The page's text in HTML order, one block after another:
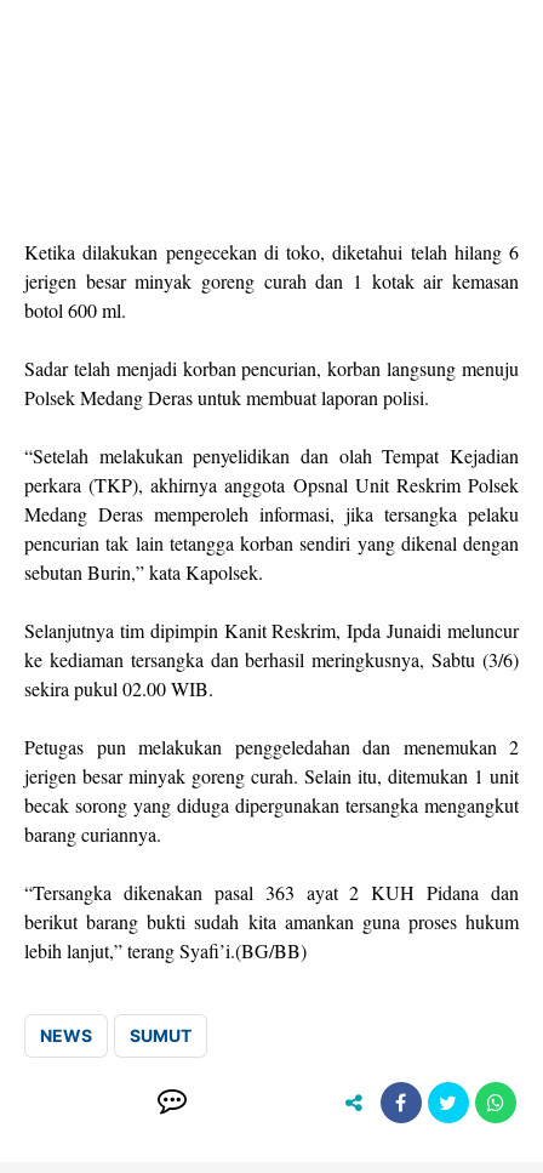
Ketika dilakukan pengecekan di toko, diketahui telah hilang 6
jerigen besar minyak goreng curah dan 1 kotak air kemasan
botol 600 ml.
Sadar telah menjadi korban pencurian, korban langsung menuju
Polsek Medang Deras untuk membuat laporan polisi.
“Setelah melakukan penyelidikan dan olah Tempat Kejadian
perkara (TKP), akhirnya anggota Opsnal Unit Reskrim Polsek
Medang Deras memperoleh informasi, jika tersangka pelaku
pencurian tak lain tetangga korban sendiri yang dikenal dengan
sebutan Burin,” kata Kapolsek.
Selanjutnya tim dipimpin Kanit Reskrim, Ipda Junaidi meluncur
ke kediaman tersangka dan berhasil meringkusnya, Sabtu (3/6)
sekira pukul 02.00 WIB.
Petugas pun melakukan penggeledahan dan menemukan 2
jerigen besar minyak goreng curah. Selain itu, ditemukan 1 unit
becak sorong yang diduga dipergunakan tersangka mengangkut
barang curiannya.
“Tersangka dikenakan pasal 363 ayat 2 KUH Pidana dan
berikut barang bukti sudah kita amankan guna proses hukum
lebih lanjut,” terang Syafi’i.(BG/BB)
NEWS SUMUT